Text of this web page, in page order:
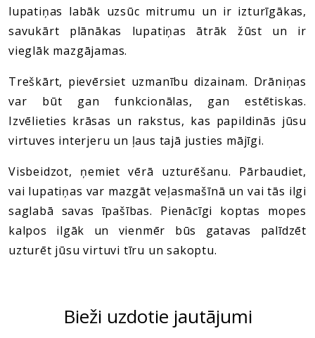
lupatiņas labāk uzsūc mitrumu un ir izturīgākas,
savukārt plānākas lupatiņas ātrāk žūst un ir
vieglāk mazgājamas.
Treškārt, pievērsiet uzmanību dizainam. Drāniņas
var būt gan funkcionālas, gan estētiskas.
Izvēlieties krāsas un rakstus, kas papildinās jūsu
virtuves interjeru un ļaus tajā justies mājīgi.
Visbeidzot, ņemiet vērā uzturēšanu. Pārbaudiet,
vai lupatiņas var mazgāt veļasmašīnā un vai tās ilgi
saglabā savas īpašības. Pienācīgi koptas mopes
kalpos ilgāk un vienmēr būs gatavas palīdzēt
uzturēt jūsu virtuvi tīru un sakoptu.
Bieži uzdotie jautājumi